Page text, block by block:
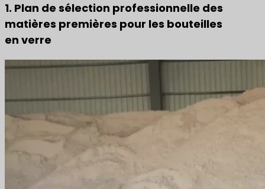
1. Plan de sélection professionnelle des
matières premières pour les bouteilles
en verre